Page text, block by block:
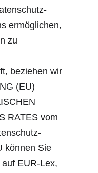
ermöglichen,
zu
beziehen wir
(EU)
RATES vom
können Sie
EUR-Lex,